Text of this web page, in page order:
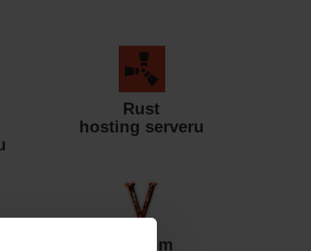
Rust
hosting serveru
Valheim